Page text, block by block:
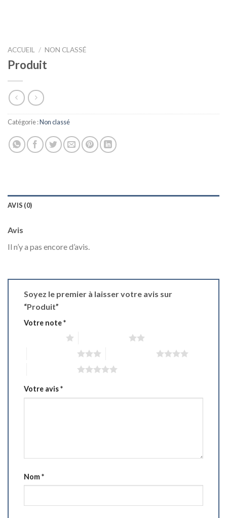
ACCUEIL / NON CLASSÉ
Produit
Catégorie :Non classé
AVIS (0)
Avis
Il n’y a pas encore d’avis.
Soyez le premier à laisser votre avis sur
“Produit”
Votre note*
Votre avis*
Nom*